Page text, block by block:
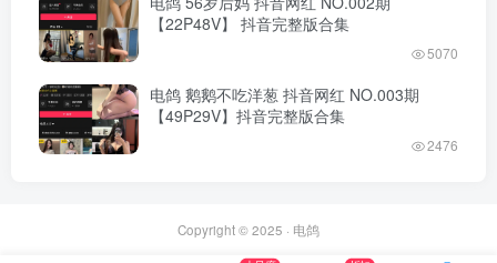
【22P48V】 抖音完整版合集
5070
电鸽 鹅鹅不吃洋葱 抖音网红 NO.003期
【49P29V】抖音完整版合集
2476
Copyright © 2025 · 电鸽